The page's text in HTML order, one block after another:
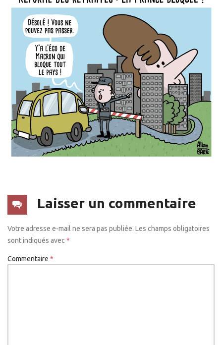
Laisser un commentaire
Votre adresse e-mail ne sera pas publiée. Les champs obligatoires
sont indiqués avec *
Commentaire *